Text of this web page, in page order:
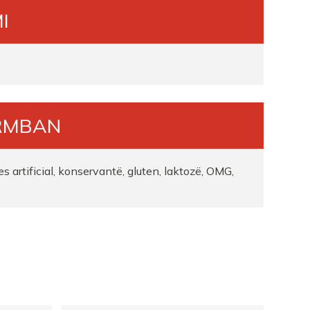
1
1
artificial, konservantë, gluten, laktozë, OMG,